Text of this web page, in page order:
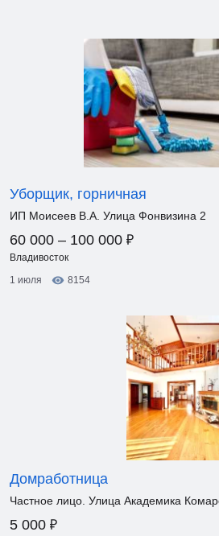
Уборщик, горничная
ИП Моисеев В.А. Улица Фонвизина 2
60 000 – 100 000 ₽
Владивосток
1 июля
8154
Домработница
Частное лицо. Улица Академика
5 000 ₽